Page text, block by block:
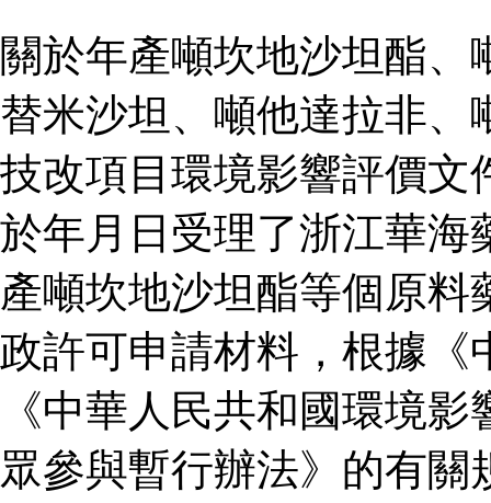
關於年產噸坎地沙坦酯
替米沙坦、噸他達拉非
技改項目環境影響評價文
於年月日受理了浙江華海
產噸坎地沙坦酯等個原
政許可申請材料，根據《
《中華人民共和國環境
眾參與暫行辦法》的有